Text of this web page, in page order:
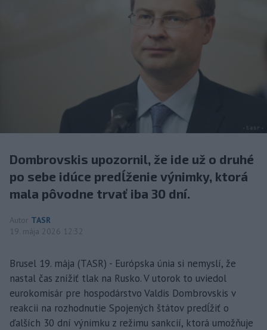
Dombrovskis upozornil, že ide už o druhé
po sebe idúce predĺženie výnimky, ktorá
mala pôvodne trvať iba 30 dní.
Autor TASR
19. mája 2026 12:32
Brusel 19. mája (TASR) - Európska únia si nemyslí, že
nastal čas znížiť tlak na Rusko. V utorok to uviedol
eurokomisár pre hospodárstvo Valdis Dombrovskis v
reakcii na rozhodnutie Spojených štátov predĺžiť o
ďalších 30 dní výnimku z režimu sankcií, ktorá umožňuje